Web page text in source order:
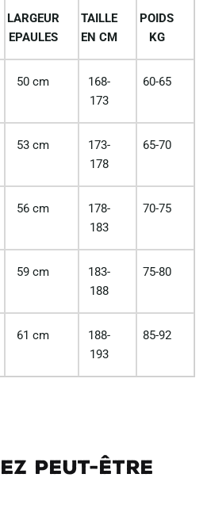
LARGEUR
EPAULES
TAILLE
EN CM
POIDS
KG
50 cm
168-
173
60-65
53 cm
173-
178
65-70
56 cm
178-
183
70-75
59 cm
183-
188
75-80
61 cm
188-
193
85-92
peut-être